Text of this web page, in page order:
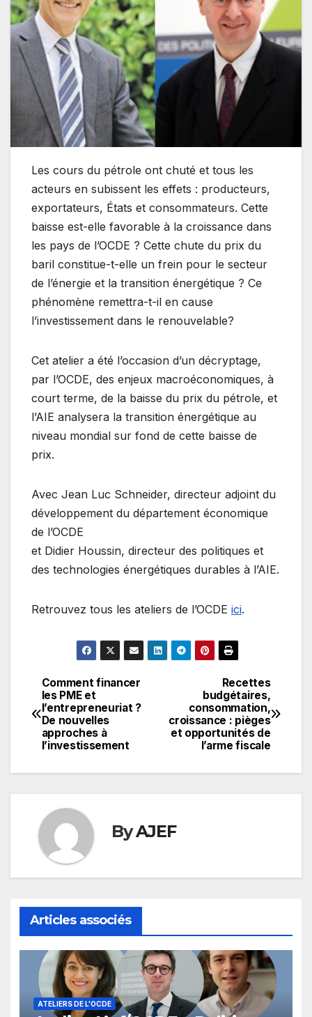
Les cours du pétrole ont chuté et tous les
acteurs en subissent les effets : producteurs,
exportateurs, États et consommateurs. Cette
baisse est-elle favorable à la croissance dans
les pays de l’OCDE ? Cette chute du prix du
baril constitue-t-elle un frein pour le secteur
de l’énergie et la transition énergétique ? Ce
phénomène remettra-t-il en cause
l’investissement dans le renouvelable?
Cet atelier a été l’occasion d’un décryptage,
par l’OCDE, des enjeux macroéconomiques, à
court terme, de la baisse du prix du pétrole, et
l’AIE analysera la transition énergétique au
niveau mondial sur fond de cette baisse de
prix.
Avec Jean Luc Schneider, directeur adjoint du
développement du département économique
de l’OCDE
et Didier Houssin, directeur des politiques et
des technologies énergétiques durables à l’AIE.
Retrouvez tous les ateliers de l’OCDE ici.
Navigation
de
l’article
Recettes
budgétaires,
consommation,
croissance : pièges
et opportunités de
l’arme fiscale
Comment financer
les PME et
l’entrepreneuriat ?
De nouvelles
approches à
l’investissement
ByAJEF
Articles associés
ATELIERS DE L'OCDE